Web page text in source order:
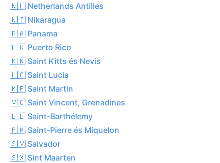
🇳🇱 Netherlands Antilles
🇳🇮 Nikaragua
🇵🇦 Panama
🇵🇷 Puerto Rico
🇰🇳 Saint Kitts és Nevis
🇱🇨 Saint Lucia
🇲🇫 Saint Martin
🇻🇨 Saint Vincent, Grenadines
🇧🇱 Saint-Barthélemy
🇵🇲 Saint-Pierre és Miquelon
🇸🇻 Salvador
🇸🇽 Sint Maarten